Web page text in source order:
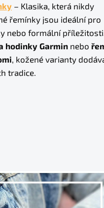
– Klasika, která nikdy
řemínky jsou ideální pro
nebo formální
hodinky Garmin nebo
, kožené varianty
tradice.